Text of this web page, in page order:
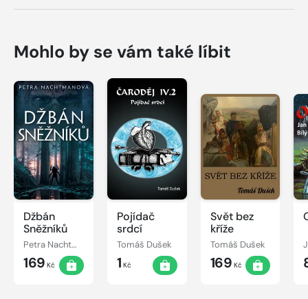
Mohlo by se vám také líbit
Džbán
Sněžníků
Petra Nachtmanová
169 Kč
Pojídač
srdcí
Tomáš Dušek
1 Kč
Svět bez
kříže
Tomáš Dušek
169 Kč